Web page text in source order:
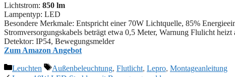
Lichtstrom: 850 lm
Lampentyp: LED
Besondere Merkmale: ‎Entspricht einer 70W Lichtquelle, 85%
Stromversorgungskabels beträgt etwa 0,5 Meter, Warnung Flulicht
Detektor: IP54, Bewegungsmelder
Zum Amazon Angebot
Kategorien
Leuchten Schlagwörter
Außenbeleuchtung, Flutlicht, Lepro, Montageanleitung